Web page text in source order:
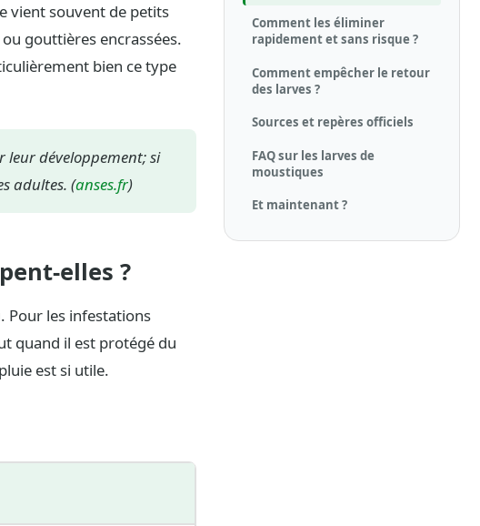
vient souvent de petits
gouttières encrassées.
bien ce type
leur développement; si
adultes. (anses.fr)
elles ?
Pour les infestations
quand il est protégé du
est si utile.
Comment les éliminer
rapidement et sans risque ?
Comment empêcher le retour
des larves ?
Sources et repères officiels
FAQ sur les larves de
moustiques
Et maintenant ?